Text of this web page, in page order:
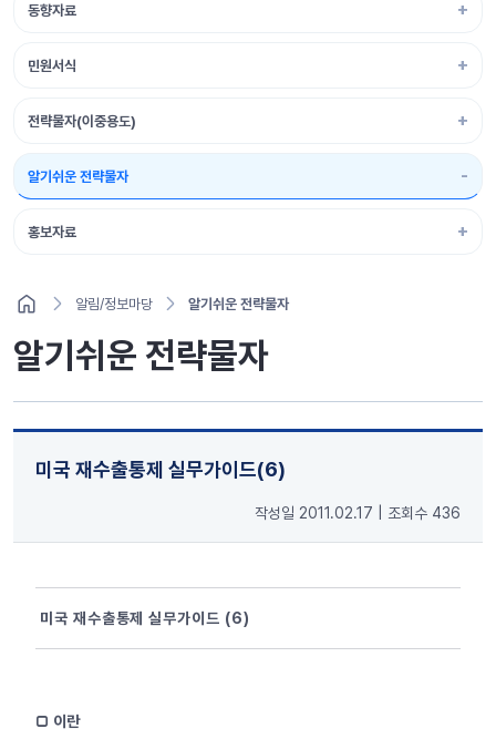
동향자료
민원서식
전략물자(이중용도)
알기쉬운 전략물자
홍보자료
알림/정보마당 알기쉬운 전략물자
알기쉬운 전략물자
미국 재수출통제 실무가이드(6)
작성일 2011.02.17 조회수 436
미국 재수출통제 실무가이드 (6)
□ 이란